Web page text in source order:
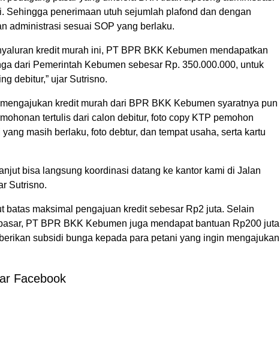
Sehingga penerimaan utuh sejumlah plafond dan dengan
administrasi sesuai SOP yang berlaku.
kredit murah ini, PT BPR BKK Kebumen mendapatkan
dari Pemerintah Kebumen sebesar Rp. 350.000.000, untuk
debitur,” ujar Sutrisno.
kredit murah dari BPR BKK Kebumen syaratnya pun
tertulis dari calon debitur, foto copy KTP pemohon
masih berlaku, foto debtur, dan tempat usaha, serta kartu
bisa langsung koordinasi datang ke kantor kami di Jalan
Sutrisno.
batas maksimal pengajuan kredit sebesar Rp2 juta. Selain
PT BPR BKK Kebumen juga mendapat bantuan Rp200 juta
subsidi bunga kepada para petani yang ingin mengajukan
Facebook